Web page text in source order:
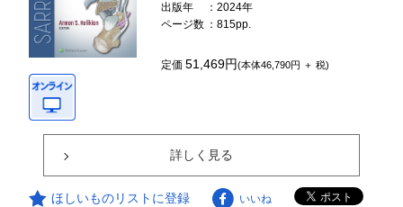
出版年
：2024年
ページ数 ：815pp.
定価51,469円(本体46,790円 ＋ 税)
詳しく見る
ほしいものリストに登録 いいね